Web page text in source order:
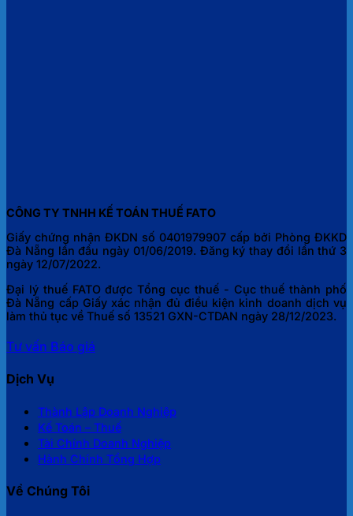
CÔNG TY TNHH KẾ TOÁN THUẾ FATO
Giấy chứng nhận ĐKDN số 0401979907 cấp bởi Phòng ĐKKD
Đà Nẵng lần đầu ngày 01/06/2019. Đăng ký thay đổi lần thứ 3
ngày 12/07/2022.
Đại lý thuế FATO được Tổng cục thuế - Cục thuế thành phố
Đà Nẵng cấp Giấy xác nhận đủ điều kiện kinh doanh dịch vụ
làm thủ tục về Thuế số 13521 GXN-CTDAN ngày 28/12/2023.
Tư vấn Báo giá
Dịch Vụ
Thành Lập Doanh Nghiệp
Kế Toán – Thuế
Tài Chính Doanh Nghiệp
Hành Chính Tổng Hợp
Về Chúng Tôi